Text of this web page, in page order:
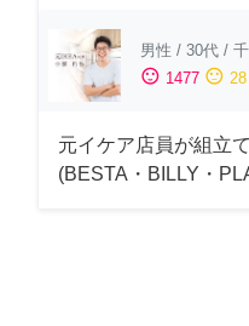
男性 / 30代 /
sentiment_satisfied 1477 sentiment_neutral 28
元イケア店員が組立
(BESTA・BILLY・